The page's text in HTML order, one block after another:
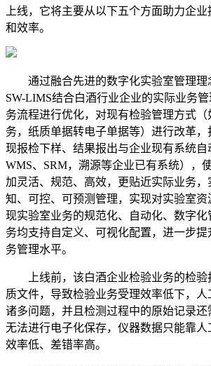
上线，它将主要从以下五个方面助力企
和效率。
通过融合先进的数字化实验室管理理
SW-LIMS结合白酒行业企业的实际业务
务流程进行优化，对现有检验管理方式
务，纸质单据转电子单据等）进行改革
现报检下样、结果报出与企业现有系统自
WMS、SRM，溯源等企业已有系统），
加灵活、规范、高效，更贴近实际业务
知、可控、可预测管理，实现对实验室
现实验室业务的规范化、自动化、数字
务均支持自定义、可视化配置，进一步
务管理水平。
上线前，该白酒企业检验业务的检验
质文件，导致检验业务受理效率低下，
诸多问题，并且检测过程中的原始记录还
无法进行电子化保存，仪器数据只能靠人
效率低、差错率高。